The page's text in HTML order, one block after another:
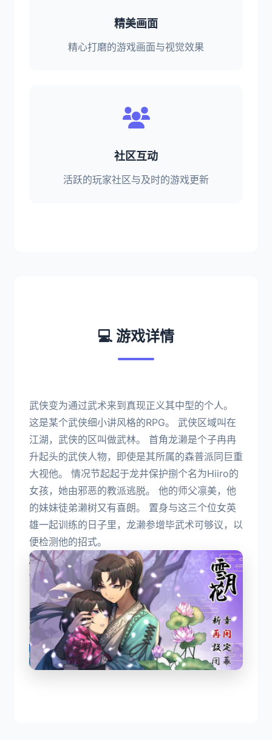
精美画面
精心打磨的游戏画面与视觉效果
社区互动
活跃的玩家社区与及时的游戏更新
💻 游戏详情
武侠变为通过武术来到真现正义其中型的个人。
这是某个武侠细小讲风格的RPG。 武侠区域叫在
江湖，武侠的区叫做武林。 首角龙濑是个子冉冉
升起头的武侠人物，即使是其所属的森普派同巨重
大视他。 情况节起起于龙井保护捌个名为Hiiro的
女孩，她由邪恶的教派逃脱。 他的师父凛美，他
的妹妹徒弟濑树又有喜朗。 置身与这三个位女英
雄一起训练的日子里，龙濑参增毕武术可够议，以
便检测他的招式。